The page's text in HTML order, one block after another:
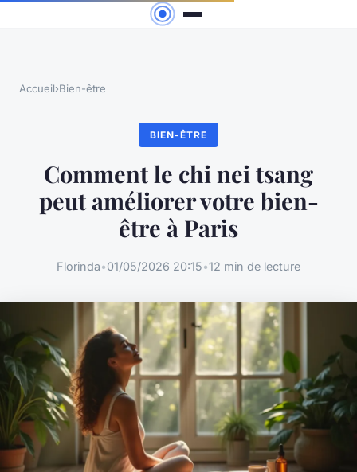
Accueil›Bien-être
BIEN-ÊTRE
Comment le chi nei tsang
peut améliorer votre bien-
être à Paris
Florinda•01/05/2026 20:15•12 min de lecture